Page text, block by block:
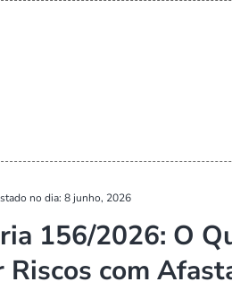
no dia: 8 junho, 2026
156/2026: O
Riscos com